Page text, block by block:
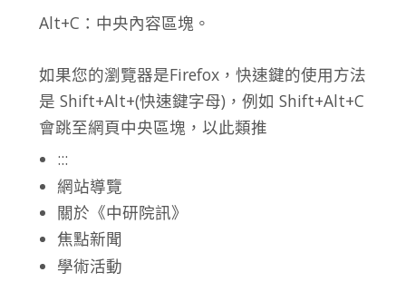
Alt+C：中央內容區塊。
如果您的瀏覽器是Firefox，快速鍵的使用方法
是 Shift+Alt+(快速鍵字母)，例如 Shift+Alt+C
會跳至網頁中央區塊，以此類推
:::
網站導覽
關於《中研院訊》
焦點新聞
學術活動